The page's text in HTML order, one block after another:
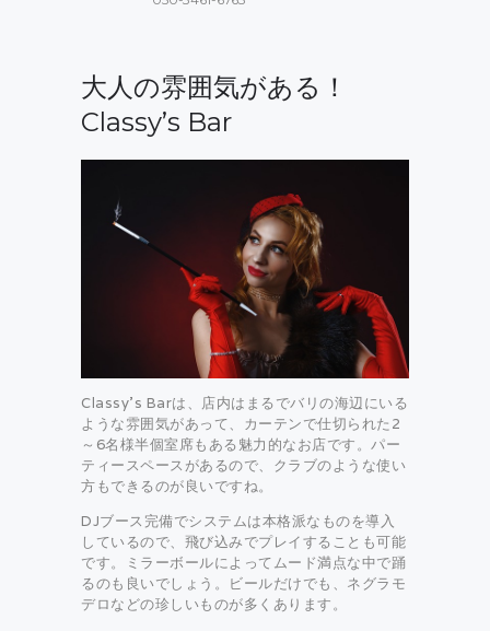
大人の雰囲気がある！
Classy’s Bar
Classy’s Barは、店内はまるでバリの海辺にいる
ような雰囲気があって、カーテンで仕切られた2
～6名様半個室席もある魅力的なお店です。パー
ティースペースがあるので、クラブのような使い
方もできるのが良いですね。
DJブース完備でシステムは本格派なものを導入
しているので、飛び込みでプレイすることも可能
です。ミラーボールによってムード満点な中で踊
るのも良いでしょう。ビールだけでも、ネグラモ
デロなどの珍しいものが多くあります。